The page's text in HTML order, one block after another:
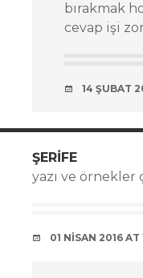
bırakmak
cevap işi
14 ŞUBAT
ŞERIFE
yazı ve
01 NISAN 2016 AT